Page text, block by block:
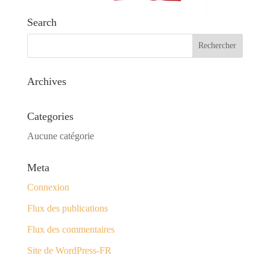
Search
Archives
Categories
Aucune catégorie
Meta
Connexion
Flux des publications
Flux des commentaires
Site de WordPress-FR